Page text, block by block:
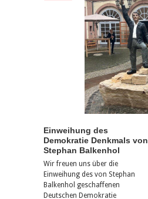
Einweihung des
Demokratie Denkmals von
Stephan Balkenhol
Wir freuen uns über die
Einweihung des von Stephan
Balkenhol geschaffenen
Deutschen Demokratie